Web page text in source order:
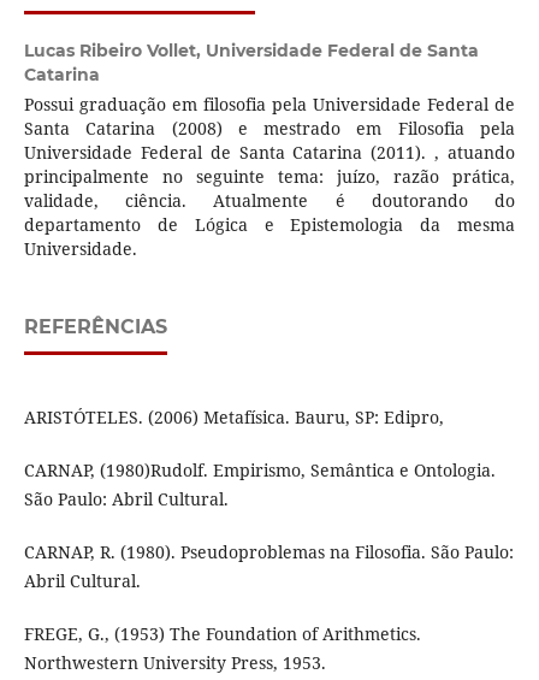
Lucas Ribeiro Vollet, Universidade Federal de Santa
Catarina
Possui graduação em filosofia pela Universidade Federal de
Santa Catarina (2008) e mestrado em Filosofia pela
Universidade Federal de Santa Catarina (2011). , atuando
principalmente no seguinte tema: juízo, razão prática,
validade, ciência. Atualmente é doutorando do
departamento de Lógica e Epistemologia da mesma
Universidade.
REFERÊNCIAS
ARISTÓTELES. (2006) Metafísica. Bauru, SP: Edipro,
CARNAP, (1980)Rudolf. Empirismo, Semântica e Ontologia.
São Paulo: Abril Cultural.
CARNAP, R. (1980). Pseudoproblemas na Filosofia. São Paulo:
Abril Cultural.
FREGE, G., (1953) The Foundation of Arithmetics.
Northwestern University Press, 1953.